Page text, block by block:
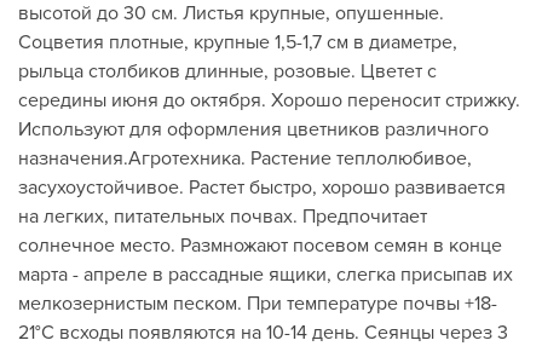
высотой до 30 см. Листья крупные, опушенные.
Соцветия плотные, крупные 1,5-1,7 см в диаметре,
рыльца столбиков длинные, розовые. Цветет с
середины июня до октября. Хорошо переносит стрижку.
Используют для оформления цветников различного
назначения.Агротехника. Растение теплолюбивое,
засухоустойчивое. Растет быстро, хорошо развивается
на легких, питательных почвах. Предпочитает
солнечное место. Размножают посевом семян в конце
марта - апреле в рассадные ящики, слегка присыпав их
мелкозернистым песком. При температуре почвы +18-
21°С всходы появляются на 10-14 день. Сеянцы через 3